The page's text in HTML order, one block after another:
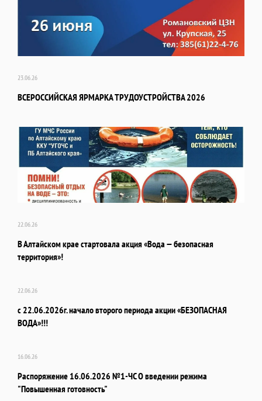
23.06.26
ВСЕРОССИЙСКАЯ ЯРМАРКА ТРУДОУСТРОЙСТВА 2026
22.06.26
В Алтайском крае стартовала акция «Вода — безопасная
территория»!
22.06.26
с 22.06.2026г. начало второго периода акции «БЕЗОПАСНАЯ
ВОДА»!!!
16.06.26
Распоряжение 16.06.2026 №1-ЧС О введении режима
"Повышенная готовность"